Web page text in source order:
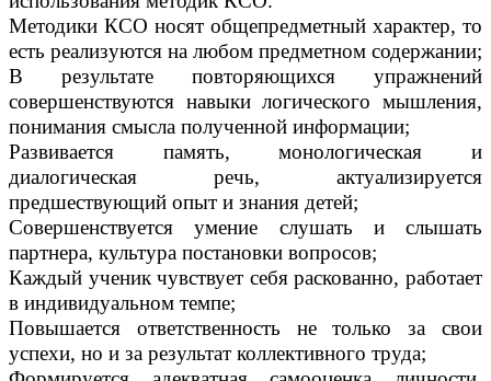
Методики КСО носят общепредметный характер, то
есть реализуются на любом предметном содержании;
В результате повторяющихся упражнений
совершенствуются навыки логического мышления,
понимания смысла полученной информации;
Развивается память, монологическая и
диалогическая речь, актуализируется
предшествующий опыт и знания детей;
Совершенствуется умение слушать и слышать
партнера, культура постановки вопросов;
Каждый ученик чувствует себя раскованно, работает
в индивидуальном темпе;
Повышается ответственность не только за свои
успехи, но и за результат коллективного труда;